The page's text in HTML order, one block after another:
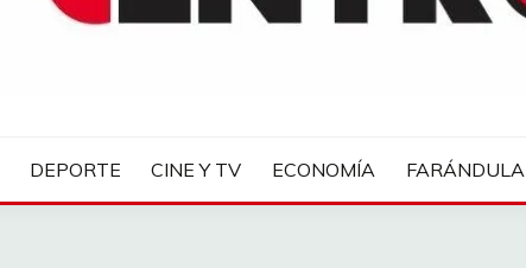
DEPORTE CINE Y TV ECONOMÍA FARÁNDULA